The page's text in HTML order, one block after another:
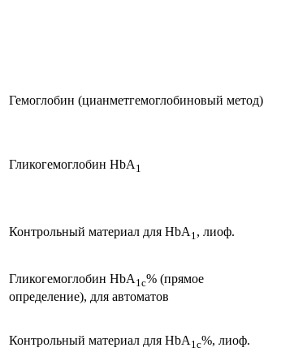
Гемоглобин (цианметгемоглобиновый метод)
Гликогемоглобин HbA 1
Контрольный материал для HbA 1, лиоф.
Гликогемоглобин HbА 1c% (прямое
определение), для автоматов
Контрольный материал для HbА 1c%, лиоф.